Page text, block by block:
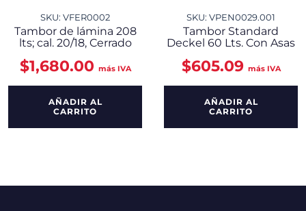
SKU: VFER0002
Tambor de lámina 208
lts; cal. 20/18, Cerrado
$1,680.00 más IVA
AÑADIR AL
CARRITO
SKU: VPEN0029.001
Tambor Standard
Deckel 60 Lts. Con Asas
$605.09 más IVA
AÑADIR AL
CARRITO